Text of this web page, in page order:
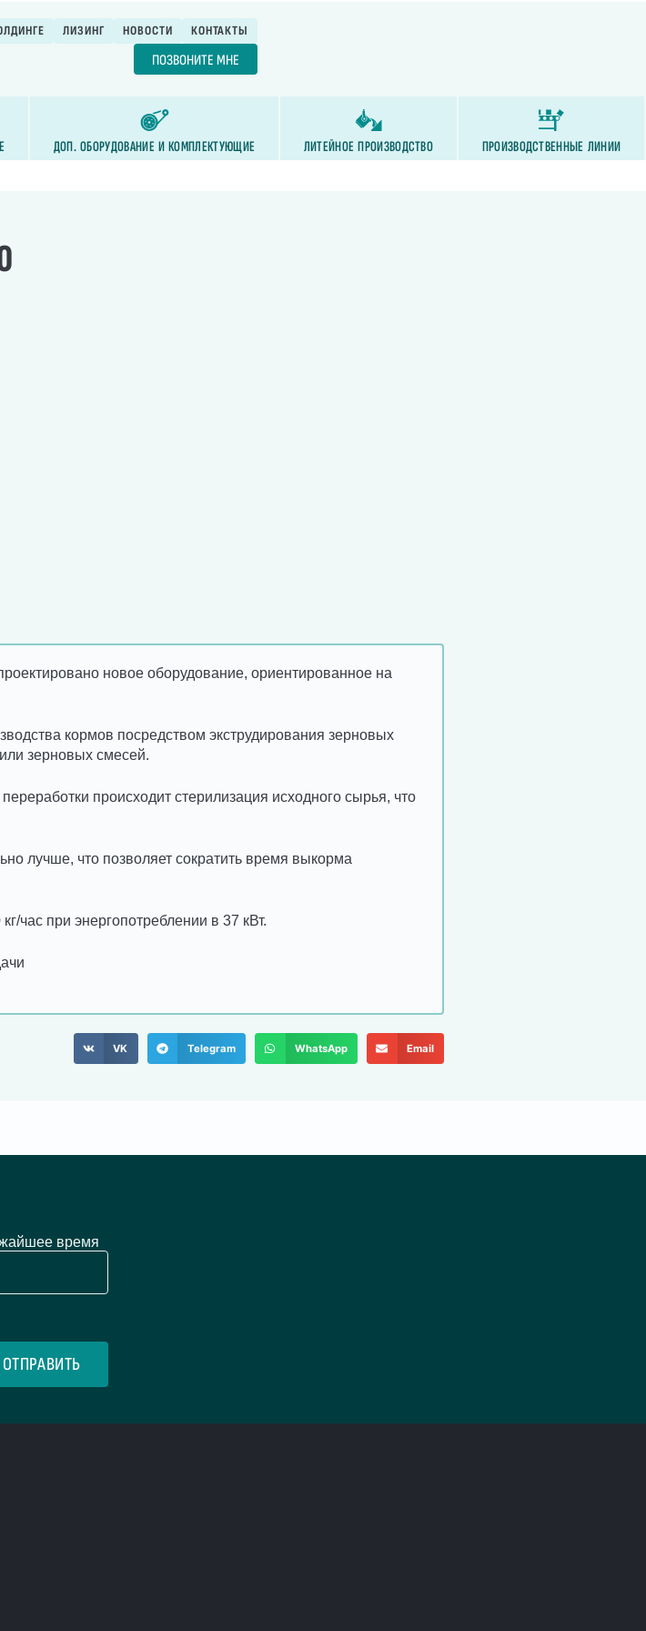
ЛИЗИНГ НОВОСТИ КОНТАКТЫ
ПОЗВОНИТЕ МНЕ
ДОП. ОБОРУДОВАНИЕ И КОМПЛЕКТУЮЩИЕ ЛИТЕЙНОЕ ПРОИЗВОДСТВО ПРОИЗВОДСТВЕННЫЕ ЛИНИИ
новое оборудование, ориентированное на
кормов посредством экструдирования зерновых
зерновых смесей.
происходит стерилизация исходного сырья, что
лучше, что позволяет сократить время выкорма
час при энергопотреблении в 37 кВт.
VK Telegram WhatsApp Email
время
ОТПРАВИТЬ